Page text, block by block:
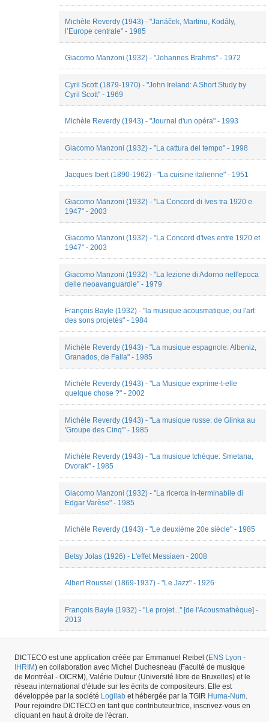
Michèle Reverdy (1943) - "Janáček, Martinu, Kodály,
l’Europe centrale" - 1985
Giacomo Manzoni (1932) - "Johannes Brahms" - 1972
Cyril Scott (1879-1970) - "John Ireland: A Short Study by
Cyril Scott" - 1969
Michèle Reverdy (1943) - "Journal d'un opéra" - 1993
Giacomo Manzoni (1932) - "La cattura del tempo" - 1998
Jacques Ibert (1890-1962) - "La cuisine italienne" - 1951
Giacomo Manzoni (1932) - "La Concord di Ives tra 1920 e
1947" - 2003
Giacomo Manzoni (1932) - "La Concord d'Ives entre 1920 et
1947" - 2003
Giacomo Manzoni (1932) - "La lezione di Adorno nell'epoca
delle neoavanguardie" - 1979
François Bayle (1932) - "la musique acousmatique, ou l'art
des sons projetés" - 1984
Michèle Reverdy (1943) - "La musique espagnole: Albeniz,
Granados, de Falla" - 1985
Michèle Reverdy (1943) - "La Musique exprime-t-elle
quelque chose ?" - 2002
Michèle Reverdy (1943) - "La musique russe: de Glinka au
'Groupe des Cinq'" - 1985
Michèle Reverdy (1943) - "La musique tchèque: Smetana,
Dvorak" - 1985
Giacomo Manzoni (1932) - "La ricerca in-terminabile di
Edgar Varèse" - 1985
Michèle Reverdy (1943) - "Le deuxième 20e siècle" - 1985
Betsy Jolas (1926) - L'effet Messiaen - 2008
Albert Roussel (1869-1937) - "Le Jazz" - 1926
François Bayle (1932) - "Le projet..." [de l'Acousmathèque] -
2013
moderne] - 1928
« Précédent 1 | 2 | 3 | 4 | 5 | 6 Suivant »
230résultats
DICTECO est une application créée par Emmanuel Reibel (ENS Lyon -
IHRIM) en collaboration avec Michel Duchesneau (Faculté de musique
de Montréal - OICRM), Valérie Dufour (Université libre de Bruxelles) et le
réseau international d'étude sur les écrits de compositeurs. Elle est
développée par la société Logilab et hébergée par la TGIR Huma-Num
Pour rejoindre DICTECO en tant que contributeur.trice, inscrivez-vous en
cliquant en haut à droite de l'écran.